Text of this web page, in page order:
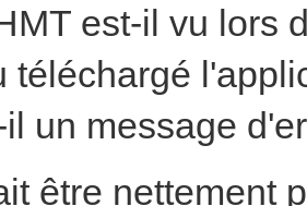
est-il vu lors
téléchargé
il un message
être nettement